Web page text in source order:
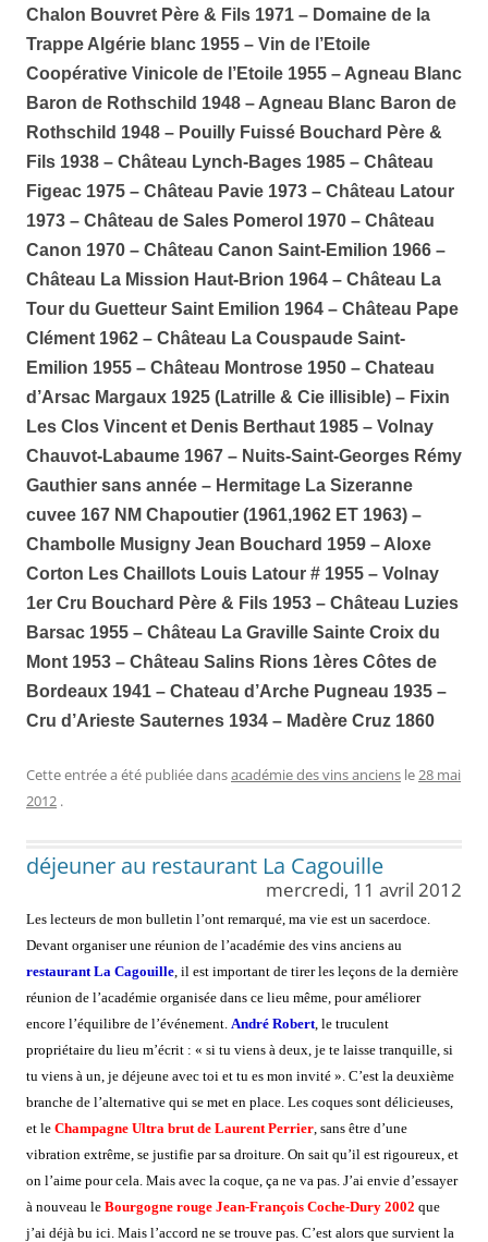
Chalon Bouvret Père & Fils 1971 – Domaine de la
Trappe Algérie blanc 1955 – Vin de l’Etoile
Coopérative Vinicole de l’Etoile 1955 – Agneau Blanc
Baron de Rothschild 1948 – Agneau Blanc Baron de
Rothschild 1948 – Pouilly Fuissé Bouchard Père &
Fils 1938 – Château Lynch-Bages 1985 – Château
Figeac 1975 – Château Pavie 1973 – Château Latour
1973 – Château de Sales Pomerol 1970 – Château
Canon 1970 – Château Canon Saint-Emilion 1966 –
Château La Mission Haut-Brion 1964 – Château La
Tour du Guetteur Saint Emilion 1964 – Château Pape
Clément 1962 – Château La Couspaude Saint-
Emilion 1955 – Château Montrose 1950 – Chateau
d’Arsac Margaux 1925 (Latrille & Cie illisible) – Fixin
Les Clos Vincent et Denis Berthaut 1985 – Volnay
Chauvot-Labaume 1967 – Nuits-Saint-Georges Rémy
Gauthier sans année – Hermitage La Sizeranne
cuvee 167 NM Chapoutier (1961,1962 ET 1963) –
Chambolle Musigny Jean Bouchard 1959 – Aloxe
Corton Les Chaillots Louis Latour # 1955 – Volnay
1er Cru Bouchard Père & Fils 1953 – Château Luzies
Barsac 1955 – Château La Graville Sainte Croix du
Mont 1953 – Château Salins Rions 1ères Côtes de
Bordeaux 1941 – Chateau d’Arche Pugneau 1935 –
Cru d’Arieste Sauternes 1934 – Madère Cruz 1860
Cette entrée a été publiée dansacadémie des vins anciens le28 mai
2012 .
déjeuner au restaurant La Cagouille
mercredi, 11 avril 2012
Les lecteurs de mon bulletin l’ont remarqué, ma vie est un sacerdoce.
Devant organiser une réunion de l’académie des vins anciens au
restaurant La Cagouille , il est important de tirer les leçons de la dernière
réunion de l’académie organisée dans ce lieu même, pour améliorer
encore l’équilibre de l’événement. André Robert , le truculent
propriétaire du lieu m’écrit : « si tu viens à deux, je te laisse tranquille, si
tu viens à un, je déjeune avec toi et tu es mon invité ». C’est la deuxième
branche de l’alternative qui se met en place. Les coques sont délicieuses,
et le Champagne Ultra brut de Laurent Perrier , sans être d’une
vibration extrême, se justifie par sa droiture. On sait qu’il est rigoureux, et
on l’aime pour cela. Mais avec la coque, ça ne va pas. J’ai envie d’essayer
à nouveau le Bourgogne rouge Jean-François Coche-Dury 2002 que
j’ai déjà bu ici. Mais l’accord ne se trouve pas. C’est alors que survient la